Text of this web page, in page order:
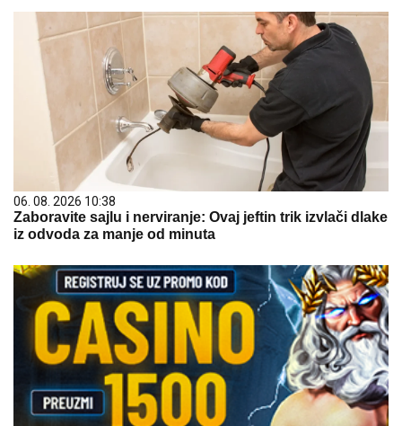
06. 08. 2026 10:38
Zaboravite sajlu i nerviranje: Ovaj jeftin trik izvlači dlake
iz odvoda za manje od minuta